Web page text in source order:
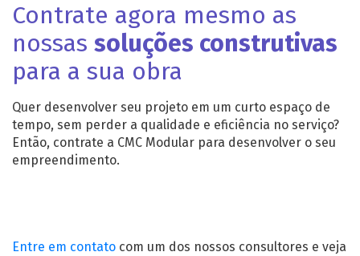
Contrate agora mesmo as
nossas soluções construtivas
para a sua obra
Quer desenvolver seu projeto em um curto espaço de
tempo, sem perder a qualidade e eficiência no serviço?
Então, contrate a CMC Modular para desenvolver o seu
empreendimento.
Entre em contato com um dos nossos consultores e veja